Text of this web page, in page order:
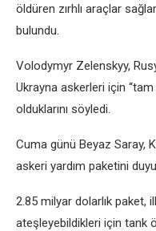
öldüren zırhlı araçlar
bulundu.
Volodymyr Zelenskyy,
Ukrayna askerleri için
olduklarını söyledi.
Cuma günü Beyaz Saray,
askeri yardım paketini
2.85 milyar dolarlık paket,
ateşleyebildikleri için tank